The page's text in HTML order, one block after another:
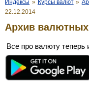
Индексы » Курсы валют »
22.12.2014
Архив валютных
Все про валюту